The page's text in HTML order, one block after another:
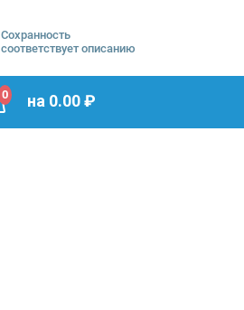
Сохранность
соответствует описанию
0 на 0.00₽